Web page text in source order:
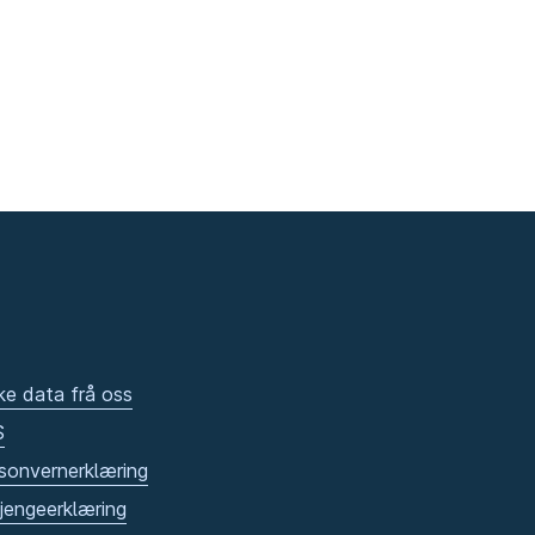
data frå oss